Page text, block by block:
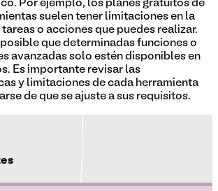
Por ejemplo, los planes gratuitos de
suelen tener limitaciones en la
o acciones que puedes realizar.
que determinadas funciones o
avanzadas solo estén disponibles en
Es importante revisar las
y limitaciones de cada herramienta
de que se ajuste a sus requisitos.